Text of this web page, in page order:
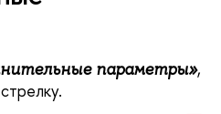
параметры»,